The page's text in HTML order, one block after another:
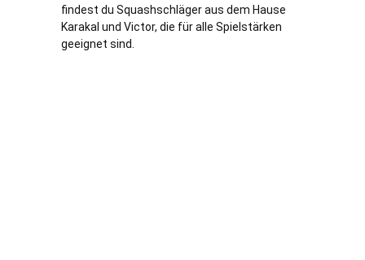
findest du Squashschläger aus dem Hause
Karakal und Victor, die für alle Spielstärken
geeignet sind.